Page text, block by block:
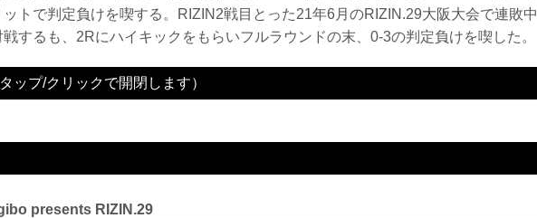
ットで判定負けを喫する。RIZIN2戦目とった21年6月のRIZIN.29大阪大会で連敗中
するも、2Rにハイキックをもらいフルラウンドの末、0-3の判定負けを喫した。
ップ/クリックで開閉します）
presents RIZIN.29